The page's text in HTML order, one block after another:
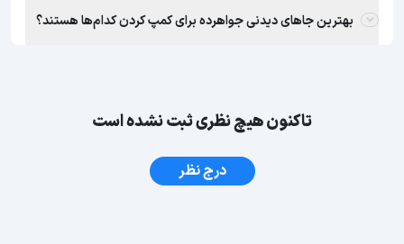
بهترین جاهای دیدنی جواهرده برای کمپ کردن کدام‌ها هستند؟
تاکنون هیچ نظری ثبت نشده است
درج نظر